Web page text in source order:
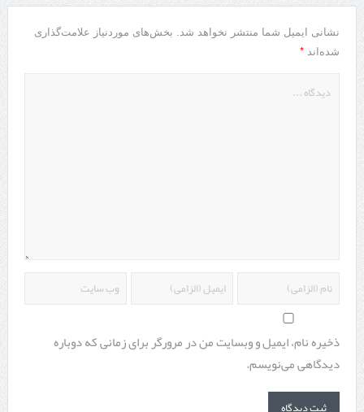
نشانی ایمیل شما منتشر نخواهد شد. بخش‌های موردنیاز علامت‌گذاری
شده‌اند *
ذخیره نام، ایمیل و وبسایت من در مرورگر برای زمانی که دوباره
دیدگاهی می‌نویسم.